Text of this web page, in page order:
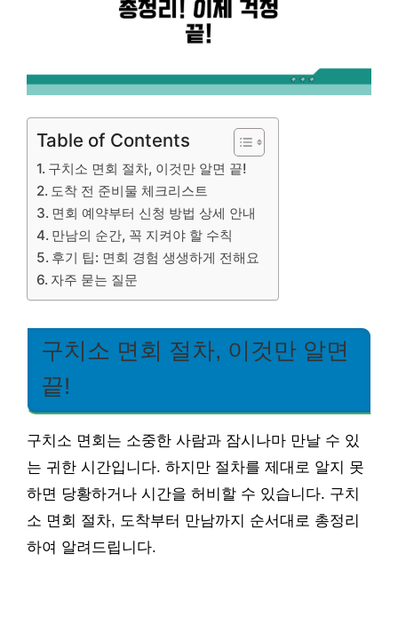
Table of Contents
구치소 면회 절차, 이것만 알면 끝!
도착 전 준비물 체크리스트
면회 예약부터 신청 방법 상세 안내
만남의 순간, 꼭 지켜야 할 수칙
후기 팁: 면회 경험 생생하게 전해요
자주 묻는 질문
구치소 면회 절차, 이것만 알면
끝!
구치소 면회는 소중한 사람과 잠시나마 만날 수 있
는 귀한 시간입니다. 하지만 절차를 제대로 알지 못
하면 당황하거나 시간을 허비할 수 있습니다. 구치
소 면회 절차, 도착부터 만남까지 순서대로 총정리
하여 알려드립니다.